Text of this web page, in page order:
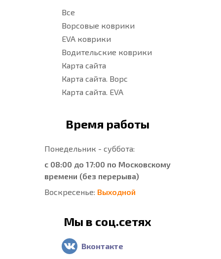
Все
Ворсовые коврики
EVA коврики
Водительские коврики
Карта сайта
Карта сайта. Ворс
Карта сайта. EVA
Время работы
Понедельник - суббота:
с 08:00 до 17:00 по Московскому
времени (без перерыва)
Воскресенье: Выходной
Мы в соц.сетях
Вконтакте